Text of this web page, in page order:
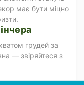
має бути міцно
грудей за
— звіряйтеся з